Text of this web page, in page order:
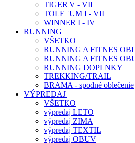
TIGER V - VII
TOLETUM I - VII
WINNER I - IV
RUNNING
VŠETKO
RUNNING A FITNES
RUNNING A FITNES
RUNNING DOPLNKY
TREKKING/TRAIL
BRAMA - spodné oblečenie
VÝPREDAJ
VŠETKO
výpredaj LETO
výpredaj ZIMA
výpredaj TEXTIL
výpredaj OBUV